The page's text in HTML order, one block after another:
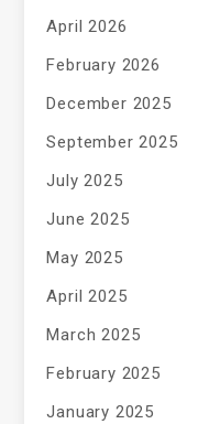
April 2026
February 2026
December 2025
September 2025
July 2025
June 2025
May 2025
April 2025
March 2025
February 2025
January 2025